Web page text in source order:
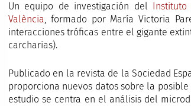
Un equipo de investigación del
València, formado por María Victoria
interacciones tróficas entre el gigante
carcharias).
Publicado en la revista de la Sociedad
proporciona nuevos datos sobre la
estudio se centra en el análisis del